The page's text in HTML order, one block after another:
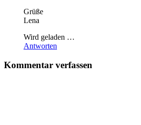
Grüße
Lena
Wird geladen …
Antworten
Kommentar verfassen